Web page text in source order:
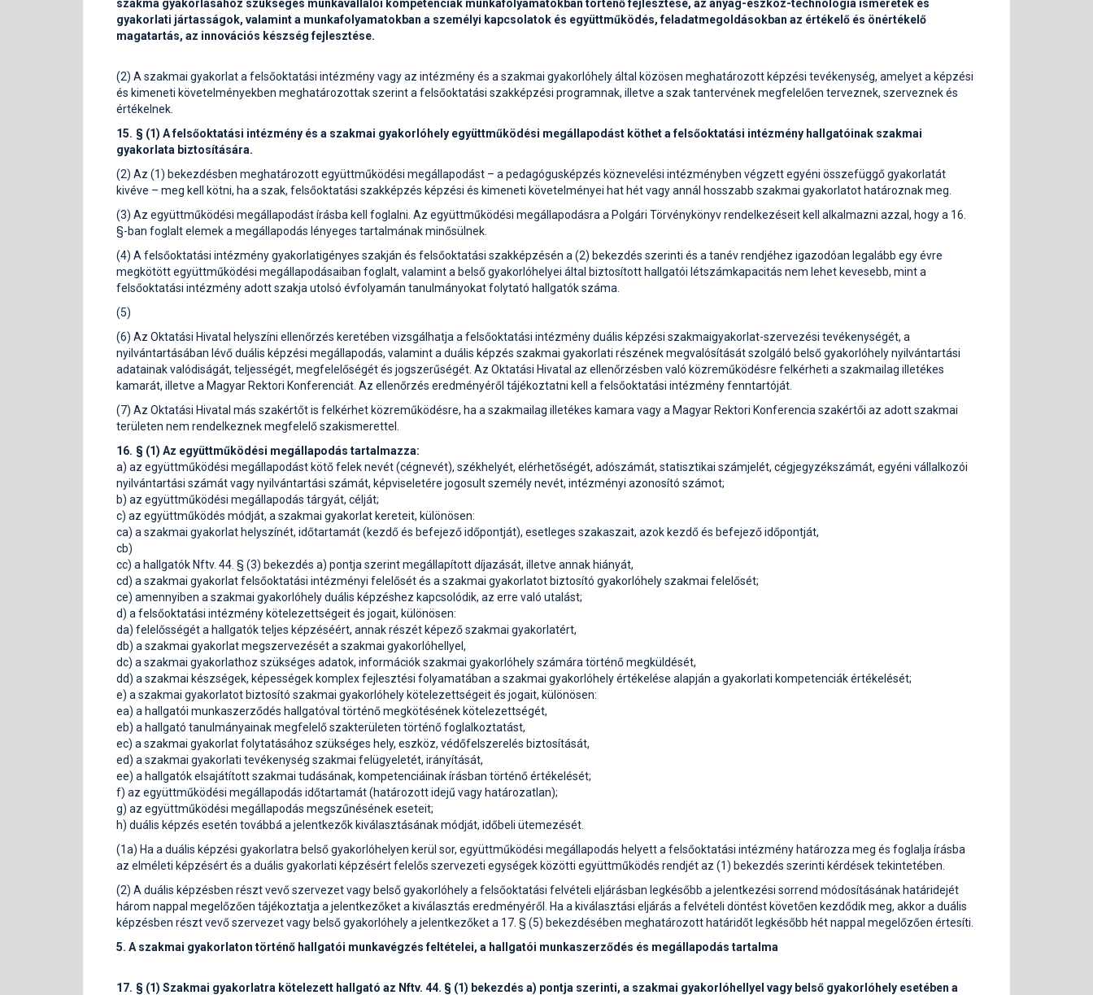
szakma gyakorlásához szükséges munkavállalói kompetenciák munkafolyamatokban történő fejlesztése, az anyag-eszköz-technológia ismeretek és
gyakorlati jártasságok, valamint a munkafolyamatokban a személyi kapcsolatok és együttműködés, feladatmegoldásokban az értékelő és önértékelő
magatartás, az innovációs készség fejlesztése.
(2) A szakmai gyakorlat a felsőoktatási intézmény vagy az intézmény és a szakmai gyakorlóhely által közösen meghatározott képzési tevékenység, amelyet a képzési
és kimeneti követelményekben meghatározottak szerint a felsőoktatási szakképzési programnak, illetve a szak tantervének megfelelően terveznek, szerveznek és
értékelnek.
15. § (1) A felsőoktatási intézmény és a szakmai gyakorlóhely együttműködési megállapodást köthet a felsőoktatási intézmény hallgatóinak szakmai
gyakorlata biztosítására.
(2) Az (1) bekezdésben meghatározott együttműködési megállapodást – a pedagógusképzés köznevelési intézményben végzett egyéni összefüggő gyakorlatát
kivéve – meg kell kötni, ha a szak, felsőoktatási szakképzés képzési és kimeneti követelményei hat hét vagy annál hosszabb szakmai gyakorlatot határoznak meg.
(3) Az együttműködési megállapodást írásba kell foglalni. Az együttműködési megállapodásra a Polgári Törvénykönyv rendelkezéseit kell alkalmazni azzal, hogy a 16.
§-ban foglalt elemek a megállapodás lényeges tartalmának minősülnek.
(4) A felsőoktatási intézmény gyakorlatigényes szakján és felsőoktatási szakképzésén a (2) bekezdés szerinti és a tanév rendjéhez igazodóan legalább egy évre
megkötött együttműködési megállapodásaiban foglalt, valamint a belső gyakorlóhelyei által biztosított hallgatói létszámkapacitás nem lehet kevesebb, mint a
felsőoktatási intézmény adott szakja utolsó évfolyamán tanulmányokat folytató hallgatók száma.
(5)
(6) Az Oktatási Hivatal helyszíni ellenőrzés keretében vizsgálhatja a felsőoktatási intézmény duális képzési szakmaigyakorlat-szervezési tevékenységét, a
nyilvántartásában lévő duális képzési megállapodás, valamint a duális képzés szakmai gyakorlati részének megvalósítását szolgáló belső gyakorlóhely nyilvántartási
adatainak valódiságát, teljességét, megfelelőségét és jogszerűségét. Az Oktatási Hivatal az ellenőrzésben való közreműködésre felkérheti a szakmailag illetékes
kamarát, illetve a Magyar Rektori Konferenciát. Az ellenőrzés eredményéről tájékoztatni kell a felsőoktatási intézmény fenntartóját.
(7) Az Oktatási Hivatal más szakértőt is felkérhet közreműködésre, ha a szakmailag illetékes kamara vagy a Magyar Rektori Konferencia szakértői az adott szakmai
területen nem rendelkeznek megfelelő szakismerettel.
16. § (1) Az együttműködési megállapodás tartalmazza:
a) az együttműködési megállapodást kötő felek nevét (cégnevét), székhelyét, elérhetőségét, adószámát, statisztikai számjelét, cégjegyzékszámát, egyéni vállalkozói
nyilvántartási számát vagy nyilvántartási számát, képviseletére jogosult személy nevét, intézményi azonosító számot;
b) az együttműködési megállapodás tárgyát, célját;
c) az együttműködés módját, a szakmai gyakorlat kereteit, különösen:
ca) a szakmai gyakorlat helyszínét, időtartamát (kezdő és befejező időpontját), esetleges szakaszait, azok kezdő és befejező időpontját,
cb)
cc) a hallgatók Nftv. 44. § (3) bekezdés a) pontja szerint megállapított díjazását, illetve annak hiányát,
cd) a szakmai gyakorlat felsőoktatási intézményi felelősét és a szakmai gyakorlatot biztosító gyakorlóhely szakmai felelősét;
ce) amennyiben a szakmai gyakorlóhely duális képzéshez kapcsolódik, az erre való utalást;
d) a felsőoktatási intézmény kötelezettségeit és jogait, különösen:
da) felelősségét a hallgatók teljes képzéséért, annak részét képező szakmai gyakorlatért,
db) a szakmai gyakorlat megszervezését a szakmai gyakorlóhellyel,
dc) a szakmai gyakorlathoz szükséges adatok, információk szakmai gyakorlóhely számára történő megküldését,
dd) a szakmai készségek, képességek komplex fejlesztési folyamatában a szakmai gyakorlóhely értékelése alapján a gyakorlati kompetenciák értékelését;
e) a szakmai gyakorlatot biztosító szakmai gyakorlóhely kötelezettségeit és jogait, különösen:
ea) a hallgatói munkaszerződés hallgatóval történő megkötésének kötelezettségét,
eb) a hallgató tanulmányainak megfelelő szakterületen történő foglalkoztatást,
ec) a szakmai gyakorlat folytatásához szükséges hely, eszköz, védőfelszerelés biztosítását,
ed) a szakmai gyakorlati tevékenység szakmai felügyeletét, irányítását,
ee) a hallgatók elsajátított szakmai tudásának, kompetenciáinak írásban történő értékelését;
f) az együttműködési megállapodás időtartamát (határozott idejű vagy határozatlan);
g) az együttműködési megállapodás megszűnésének eseteit;
h) duális képzés esetén továbbá a jelentkezők kiválasztásának módját, időbeli ütemezését.
(1a) Ha a duális képzési gyakorlatra belső gyakorlóhelyen kerül sor, együttműködési megállapodás helyett a felsőoktatási intézmény határozza meg és foglalja írásba
az elméleti képzésért és a duális gyakorlati képzésért felelős szervezeti egységek közötti együttműködés rendjét az (1) bekezdés szerinti kérdések tekintetében.
(2) A duális képzésben részt vevő szervezet vagy belső gyakorlóhely a felsőoktatási felvételi eljárásban legkésőbb a jelentkezési sorrend módosításának határidejét
három nappal megelőzően tájékoztatja a jelentkezőket a kiválasztás eredményéről. Ha a kiválasztási eljárás a felvételi döntést követően kezdődik meg, akkor a duális
képzésben részt vevő szervezet vagy belső gyakorlóhely a jelentkezőket a 17. § (5) bekezdésében meghatározott határidőt legkésőbb hét nappal megelőzően értesíti.
5. A szakmai gyakorlaton történő hallgatói munkavégzés feltételei, a hallgatói munkaszerződés és megállapodás tartalma
17. § (1) Szakmai gyakorlatra kötelezett hallgató az Nftv. 44. § (1) bekezdés a) pontja szerinti, a szakmai gyakorlóhellyel vagy belső gyakorlóhely esetében a